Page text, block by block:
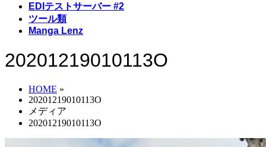
EDIテストサーバー #2
ツール類
Manga Lenz
20201219010113O
HOME »
20201219010113O
メディア
20201219010113O